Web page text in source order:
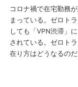
コロナ禍で在宅勤務
まっている。ゼロト
しても「VPN渋滞」
されている。ゼロト
在り方はどうなるのだ